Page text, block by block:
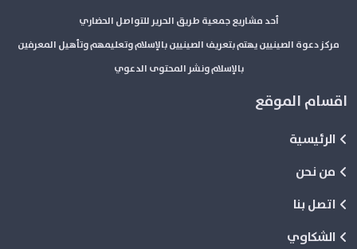
أحد مشاريع جمعية طريق الحرير للتواصل الحضاري
مركز دعوة الصينيين يهتم بتعريف الصينيين بالإسلام وتعليمهم وتأهيل المعرفين
بالإسلام ونشر المحتوى الدعوي
اقسام الموقع
الرئيسية
من نحن
اتصل بنا
الشكاوي